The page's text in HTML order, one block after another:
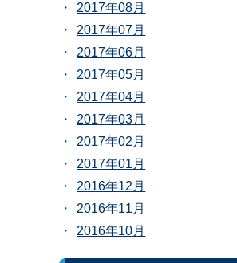
2017年08月
2017年07月
2017年06月
2017年05月
2017年04月
2017年03月
2017年02月
2017年01月
2016年12月
2016年11月
2016年10月